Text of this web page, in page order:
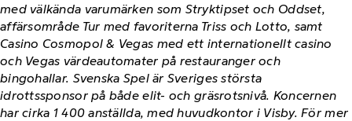
med välkända varumärken som Stryktipset och Oddset,
affärsområde Tur med favoriterna Triss och Lotto, samt
Casino Cosmopol & Vegas med ett internationellt casino
och Vegas värdeautomater på restauranger och
bingohallar. Svenska Spel är Sveriges största
idrottssponsor på både elit- och gräsrotsnivå. Koncernen
har cirka 1 400 anställda, med huvudkontor i Visby. För mer